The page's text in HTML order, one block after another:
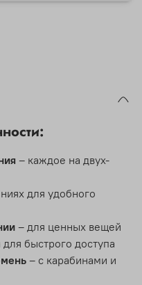
– каждое на двух-
для удобного
– для ценных вещей
быстрого доступа
– с карабинами и